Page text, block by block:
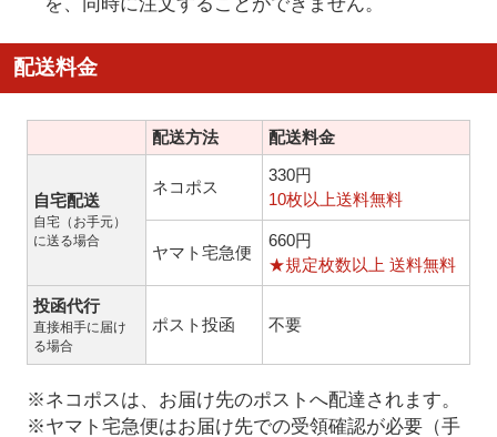
配送料金
配送方法 配送料金
自宅配送
自宅（お手元）
に送る場合
ネコポス
330円
10枚以上送料無料
ヤマト宅急便
660円
★規定枚数以上 送料無料
投函代行
直接相手に届け
る場合
ポスト投函 不要
※ネコポスは、お届け先のポストへ配達されます。
※ヤマト宅急便はお届け先での受領確認が必要（手